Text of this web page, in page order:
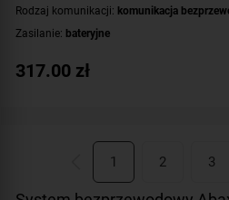
Rodzaj komunikacji: komunikacja
Zasilanie: bateryjne
Dodatkowe informacje:
317.00 zł
1 2 3